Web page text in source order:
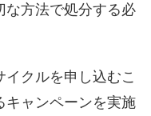
な方法で処分する必
クルを申し込むこ
キャンペーンを実施